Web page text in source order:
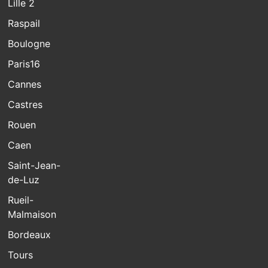
Lille 2
Raspail
Boulogne
Paris16
Cannes
Castres
Rouen
Caen
Saint-Jean-
de-Luz
Rueil-
Malmaison
Bordeaux
Tours